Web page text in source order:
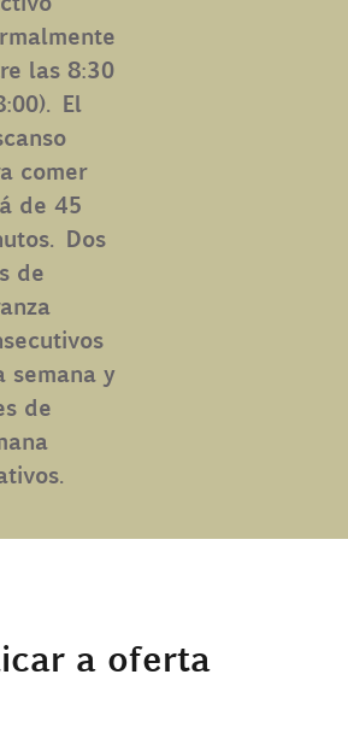
las 8:30
El
comer
de 45
Dos
de
semana y
de
a oferta